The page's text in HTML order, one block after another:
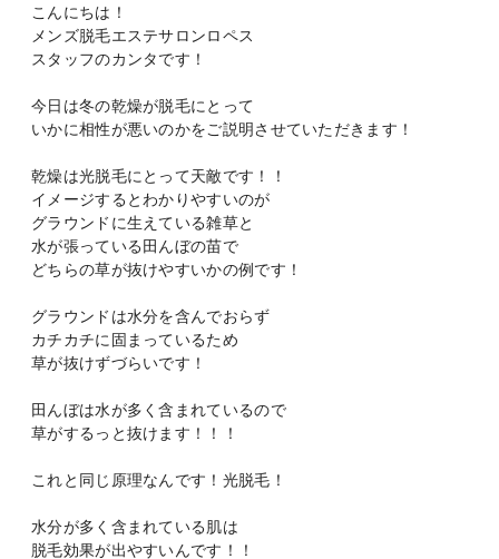
こんにちは！
メンズ脱毛エステサロンロペス
スタッフのカンタです！
今日は冬の乾燥が脱毛にとって
いかに相性が悪いのかをご説明させていただきます！
乾燥は光脱毛にとって天敵です！！
イメージするとわかりやすいのが
グラウンドに生えている雑草と
水が張っている田んぼの苗で
どちらの草が抜けやすいかの例です！
グラウンドは水分を含んでおらず
カチカチに固まっているため
草が抜けずづらいです！
田んぼは水が多く含まれているので
草がするっと抜けます！！！
これと同じ原理なんです！光脱毛！
水分が多く含まれている肌は
脱毛効果が出やすいんです！！